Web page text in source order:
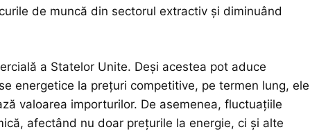
de muncă din sectorul extractiv și diminuând
a Statelor Unite. Deși acestea pot aduce
energetice la prețuri competitive, pe termen lung, ele
valoarea importurilor. De asemenea, fluctuațiile
afectând nu doar prețurile la energie, ci și alte